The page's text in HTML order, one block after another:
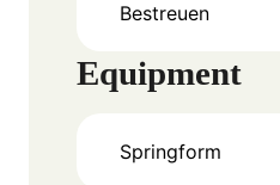
Bestreuen
Equipment
Springform